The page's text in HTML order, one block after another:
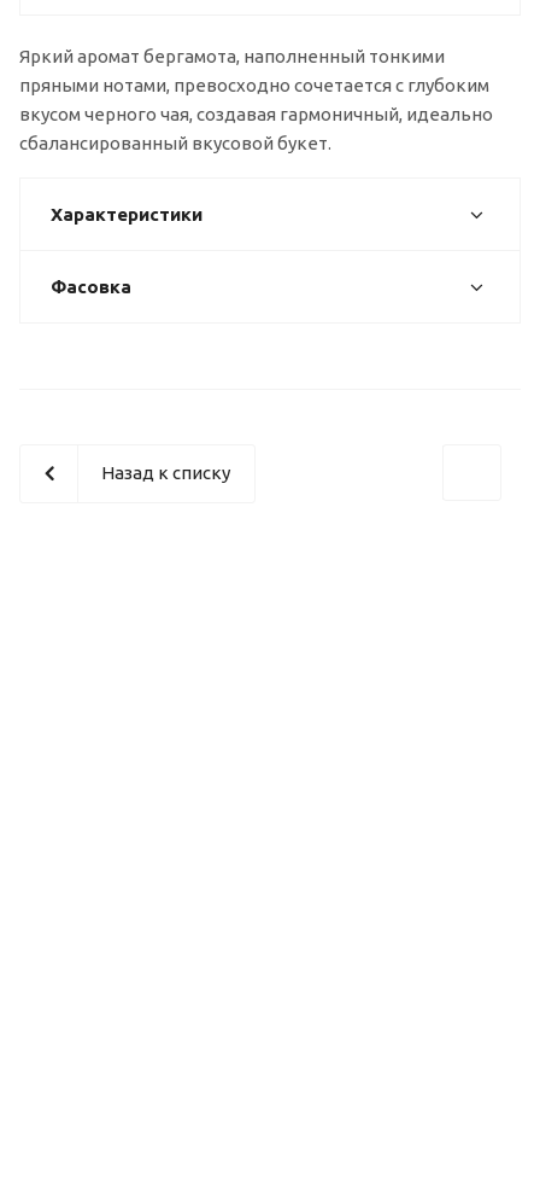
Яркий аромат бергамота, наполненный тонкими
пряными нотами, превосходно сочетается с глубоким
вкусом черного чая, создавая гармоничный, идеально
сбалансированный вкусовой букет.
Характеристики
Фасовка
Назад к списку